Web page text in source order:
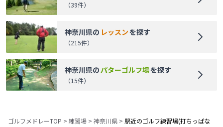
（39件）
神奈川県の レッスンを探す
（215件）
神奈川県のパターゴルフ場を探す
（15件）
ゴルフメドレーTOP > 練習場 > 神奈川県 > 駅近のゴルフ練習場(打ちっぱな